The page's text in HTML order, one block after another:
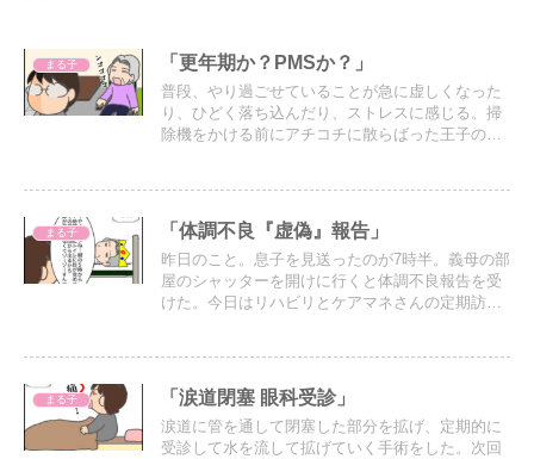
まる子 「更年期か？PMSか？」
普段、やり過ごせていることが急に虚しくなった
り、ひどく落ち込んだり、ストレスに感じる。掃
除機をかける前にアチコチに散らばった王子の持
用意と片付け…
まる子 「体調不良『虚偽』報告」
昨日のこと。息子を見送ったのが7時半。義母の部
屋のシャッターを開けに行くと体調不良報告を受
けた。今日はリハビリとケアマネさんの定期訪問
まる子 「涙道閉塞 眼科受診」
涙道に管を通して閉塞した部分を拡げ、定期的に
受診して水を流して拡げていく手術をした。次回